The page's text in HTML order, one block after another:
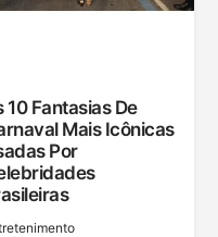
10 Fantasias De
Mais Icônicas
Por